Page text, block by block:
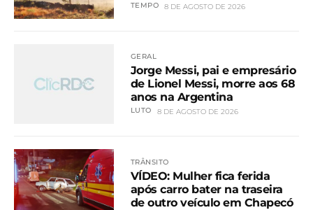
TEMPO 8 DE AGOSTO DE 2026
GERAL
Jorge Messi, pai e empresário
de Lionel Messi, morre aos 68
anos na Argentina
LUTO 8 DE AGOSTO DE 2026
TRÂNSITO
VÍDEO: Mulher fica ferida
após carro bater na traseira
de outro veículo em Chapecó